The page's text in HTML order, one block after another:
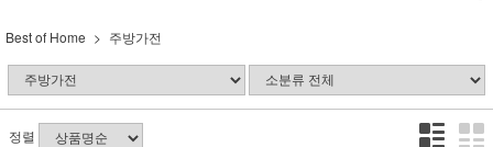
Best of Home 주방가전
정렬